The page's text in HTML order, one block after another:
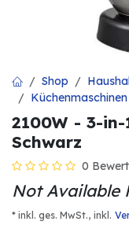
Shop
Küchenmaschinen
2100W - 3-
Schwarz
0
Not Available
* inkl. ges. MwSt., inkl.